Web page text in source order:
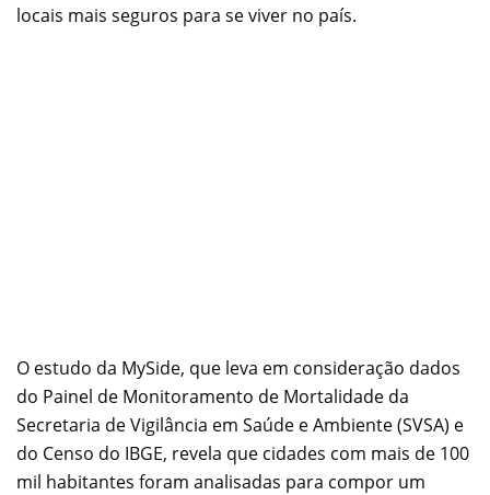
locais mais seguros para se viver no país.
O estudo da MySide, que leva em consideração dados
do Painel de Monitoramento de Mortalidade da
Secretaria de Vigilância em Saúde e Ambiente (SVSA) e
do Censo do IBGE, revela que cidades com mais de 100
mil habitantes foram analisadas para compor um